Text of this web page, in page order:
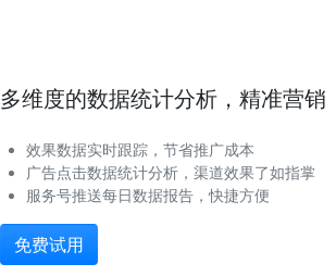
多维度的数据统计分析，精准营销
效果数据实时跟踪，节省推广成本
广告点击数据统计分析，渠道效果了如指掌
服务号推送每日数据报告，快捷方便
免费试用